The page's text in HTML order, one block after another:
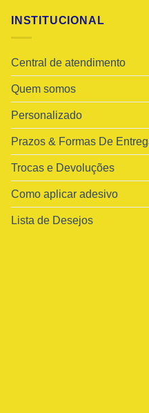
INSTITUCIONAL
Central de atendimento
Quem somos
Personalizado
Prazos & Formas De
Trocas e Devoluções
Como aplicar adesivo
Lista de Desejos